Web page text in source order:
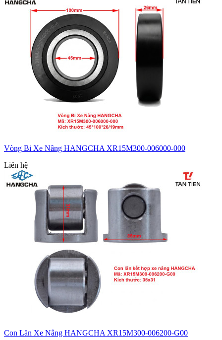
Vòng Bi Xe Nâng HANGCHA XR15M300-006000-000
Liên hệ
Con Lăn Xe Nâng HANGCHA XR15M300-006200-G00